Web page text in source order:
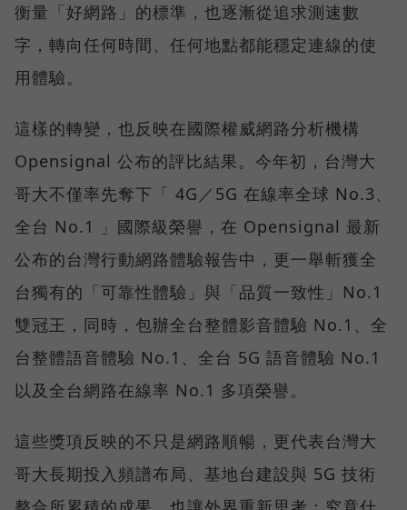
衡量「好網路」的標準，也逐漸從追求測速數
字，轉向任何時間、任何地點都能穩定連線的使
用體驗。
這樣的轉變，也反映在國際權威網路分析機構
Opensignal 公布的評比結果。今年初，台灣大
哥大不僅率先奪下「 4G／5G 在線率全球 No.3、
全台 No.1 」國際級榮譽，在 Opensignal 最新
公布的台灣行動網路體驗報告中，更一舉斬獲全
台獨有的「可靠性體驗」與「品質一致性」No.1
雙冠王，同時，包辦全台整體影音體驗 No.1、全
台整體語音體驗 No.1、全台 5G 語音體驗 No.1
以及全台網路在線率 No.1 多項榮譽。
這些獎項反映的不只是網路順暢，更代表台灣大
哥大長期投入頻譜布局、基地台建設與 5G 技術